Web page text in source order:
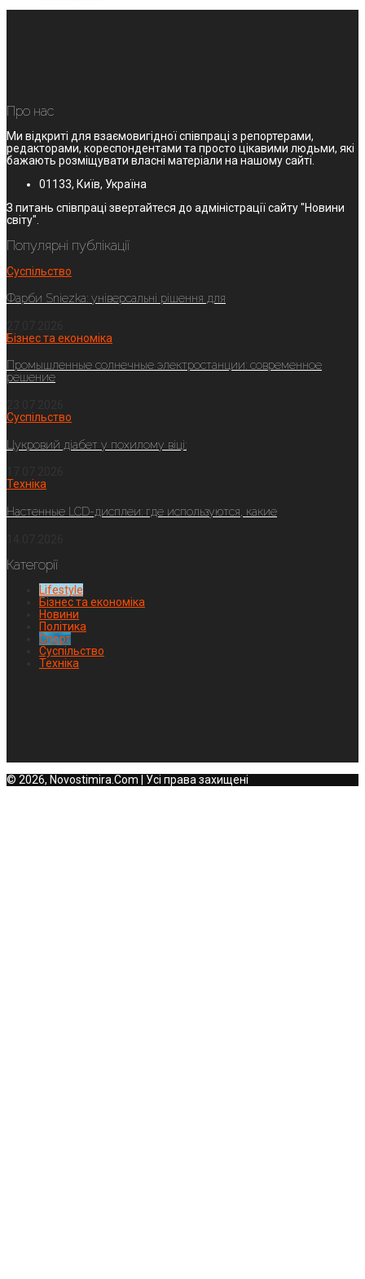
Про нас
Ми відкриті для взаємовигідної співпраці з репортерами,
редакторами, кореспондентами та просто цікавими людьми, які
бажають розміщувати власні матеріали на нашому сайті.
01133, Київ, Україна
З питань співпраці звертайтеся до адміністрації сайту "Новини
світу".
Популярні публікації
Суспільство
Фарби Sniezka: універсальні рішення для
Бізнес та економіка
Промышленные солнечные электростанции: современное
решение
Суспільство
Цукровий діабет у похилому віці:
Техніка
Настенные LCD-дисплеи: где используются, какие
Категорії
Lifestyle
Бізнес та економіка
Новини
Політика
Спорт
Суспільство
Техніка
© 2026, Novostimira.Com | Усі права захищені